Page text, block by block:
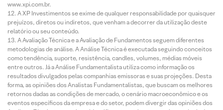
www.xpi.com.br.
A XP Investimentos se exime de qualquer responsabilidade por quaisquer
prejuízos, diretos ou indiretos, que venham a decorrer da utilização deste
relatório ou seu conteúdo.
A Avaliação Técnica e a Avaliação de Fundamentos seguem diferentes
metodologias de análise. A Análise Técnica é executada seguindo conceitos
como tendência, suporte, resistência, candles, volumes, médias móveis
entre outros. Já a Análise Fundamentalista utiliza como informação os
resultados divulgados pelas companhias emissoras e suas projeções. Desta
forma, as opiniões dos Analistas Fundamentalistas, que buscam os melhores
retornos dadas as condições de mercado, o cenário macroeconômico e os
eventos específicos da empresa e do setor, podem divergir das opiniões dos